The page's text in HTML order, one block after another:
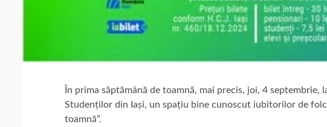
În prima săptămână de toamnă, mai precis, joi, 4 septembrie,
Studenților din Iași, un spațiu bine cunoscut iubitorilor de
toamnă”.